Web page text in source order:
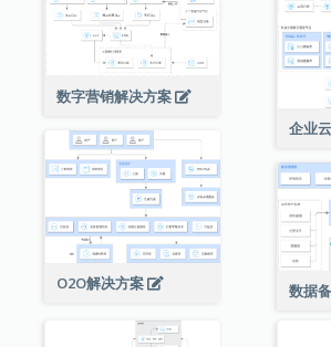
数字营销解决方案
企业
O2O解决方案 数据